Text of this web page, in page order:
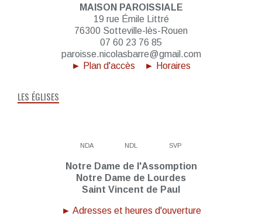
MAISON PAROISSIALE
19 rue Émile Littré
76300 Sotteville-lès-Rouen
07 60 23 76 85
paroisse.nicolasbarre@gmail.com
► Plan d'accès
► Horaires
LES ÉGLISES
NDA NDL SVP
Notre Dame de l'Assomption
Notre Dame de Lourdes
Saint Vincent de Paul
► Adresses et heures d'ouverture